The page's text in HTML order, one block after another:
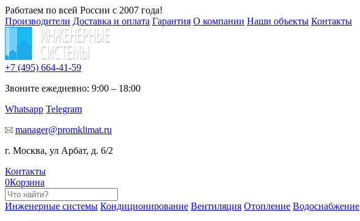
Работаем по всей России с 2007 года!
Производители Доставка и оплата Гарантия О компании Наши объекты Контакты
+7 (495) 664-41-59
Звоните ежедневно: 9:00 – 18:00
Whatsapp Telegram
manager@promklimat.ru
г. Москва, ул Арбат, д. 6/2
Контакты
0Корзина
Инженерные системы Кондиционирование Вентиляция Отопление Водоснабжение